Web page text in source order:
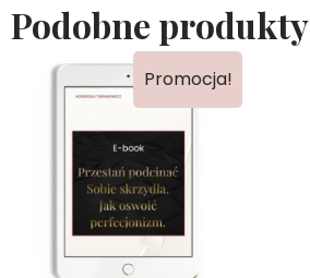
Podobne produkty
Promocja!